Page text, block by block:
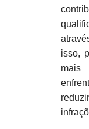
isso,
mais